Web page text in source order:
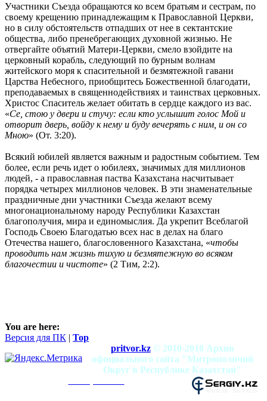
Участники Съезда обращаются ко всем братьям и сестрам, по
своему крещению принадлежащим к Православной Церкви,
но в силу обстоятельств отпадших от нее в сектантские
общества, либо пренебрегающих духовной жизнью. Не
отвергайте объятий Матери-Церкви, смело взойдите на
церковный корабль, следующий по бурным волнам
житейского моря к спасительной и безмятежной гавани
Царства Небесного, приобщитесь Божественной благодати,
преподаваемых в священнодействиях и таинствах церковных.
Христос Спаситель желает обитать в сердце каждого из вас.
«Се, стою у двери и стучу: если кто услышит голос Мой и
отворит дверь, войду к нему и буду вечерять с ним, и он со
Мною» (От. 3:20).
Всякий юбилей является важным и радостным событием. Тем
более, если речь идет о юбилеях, значимых для миллионов
людей, - а православная паства Казахстана насчитывает
порядка четырех миллионов человек. В эти знаменательные
праздничные дни участники Съезда желают всему
многонациональному народу Республики Казахстан
благополучия, мира и единомыслия. Да укрепит Всеблагой
Господь Своею Благодатью всех нас в делах на благо
Отечества нашего, благословенного Казахстана, «чтобы
проводить нам жизнь тихую и безмятежную во всяком
благочестии и чистоте» (2 Тим, 2:2).
You are here:
Версия для ПК | Top
pritvor.kz © 2010-2018 Архив
официального сайта "Митрополичий
Округ в Республике Казахстан"